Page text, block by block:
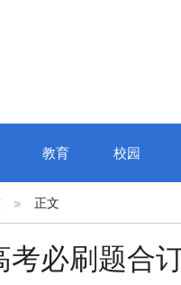
教育 校园
正文
考必刷题合